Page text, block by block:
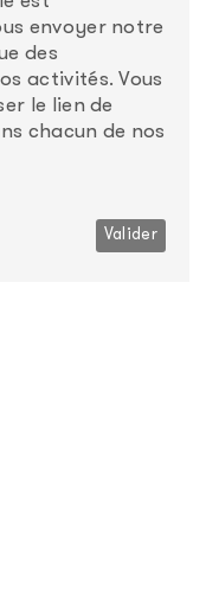
envoyer notre
des
activités. Vous
le lien de
chacun de nos